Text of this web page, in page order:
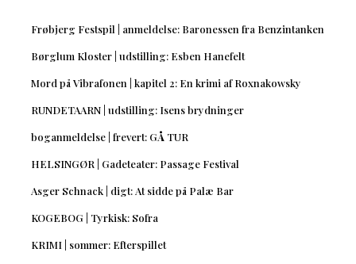
Frøbjerg Festspil | anmeldelse: Baronessen fra Benzintanken
Børglum Kloster | udstilling: Esben Hanefelt
Mord på Vibrafonen | kapitel 2: En krimi af Roxnakowsky
RUNDETAARN | udstilling: Isens brydninger
boganmeldelse | frevert: GÅ TUR
HELSINGØR | Gadeteater: Passage Festival
Asger Schnack | digt: At sidde på Palæ Bar
KOGEBOG | Tyrkisk: Sofra
KRIMI | sommer: Efterspillet